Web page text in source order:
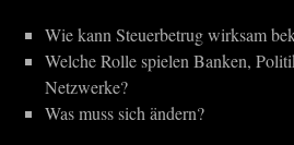
Wie kann Steuerbetrug wirksam
Welche Rolle spielen Banken,
Netzwerke?
Was muss sich ändern?